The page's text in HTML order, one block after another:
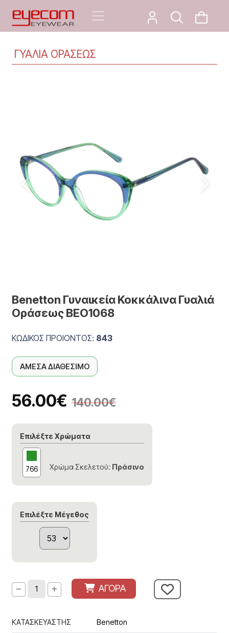
ΓΥΑΛΙΑ ΟΡΑΣΕΩΣ
Benetton Γυναικεία Κοκκάλινα Γυαλιά
Οράσεως BEO1068
ΚΩΔΙΚΟΣ ΠΡΟΙΟΝΤΟΣ: 843
ΑΜΕΣΑ ΔΙΑΘΕΣΙΜΟ
56.00€ 140.00€
Επιλέξτε Χρώματα
766 Χρώμα Σκελετού: Πράσινο
Επιλέξτε Μέγεθος
ΑΓΟΡΑ
ΚΑΤΑΣΚΕΥΑΣΤΗΣ Benetton